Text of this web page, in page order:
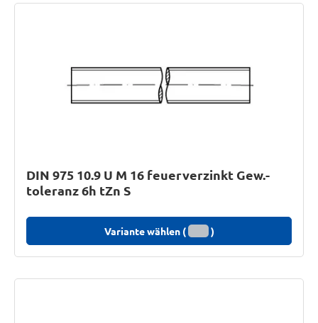
DIN 975 10.9 U M 16 feuerverzinkt Gew.-
toleranz 6h tZn S
Variante wählen ( )